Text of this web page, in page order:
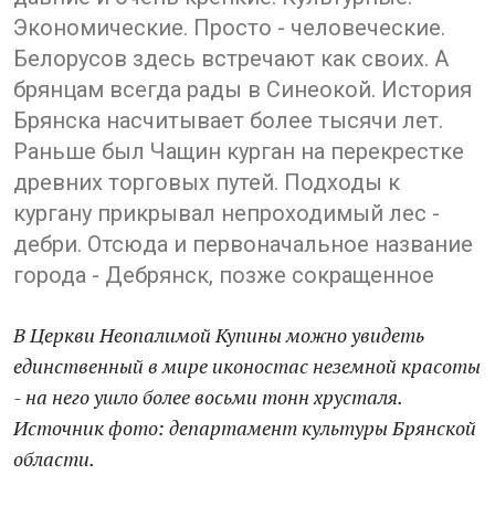
Экономические. Просто - человеческие.
Белорусов здесь встречают как своих. А
брянцам всегда рады в Синеокой. История
Брянска насчитывает более тысячи лет.
Раньше был Чащин курган на перекрестке
древних торговых путей. Подходы к
кургану прикрывал непроходимый лес -
дебри. Отсюда и первоначальное название
города - Дебрянск, позже сокращенное
В Церкви Неопалимой Купины можно увидеть
единственный в мире иконостас неземной красоты
- на него ушло более восьми тонн хрусталя.
Источник фото: департамент культуры Брянской
области.